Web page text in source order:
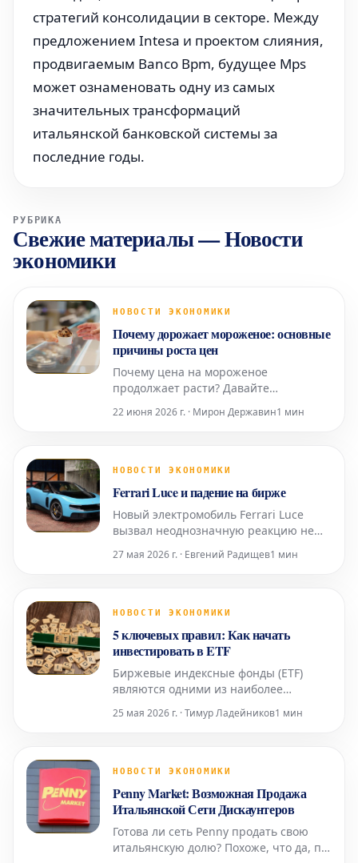
стратегий консолидации в секторе. Между
предложением Intesa и проектом слияния,
продвигаемым Banco Bpm, будущее Mps
может ознаменовать одну из самых
значительных трансформаций
итальянской банковской системы за
последние годы.
РУБРИКА
Свежие материалы—Новости
экономики
НОВОСТИ ЭКОНОМИКИ
Почему дорожает мороженое: основные
причины роста цен
Почему цена на мороженое
продолжает расти? Давайте
увеличения стоимости этого
Причины повышения цен на
символов лета и любимое угощение
для многих. Будь т
22 июня 2026 г. · Мирон Державин1 мин
НОВОСТИ ЭКОНОМИКИ
Ferrari Luce и падение на бирже
Новый электромобиль Ferrari Luce
вызвал неоднозначную реакцию не
к значительному падению акций
Презентация нового электрического
Luce, долж
27 мая 2026 г. · Евгений Радищев1 мин
НОВОСТИ ЭКОНОМИКИ
5 ключевых правил: Как начать
инвестировать в ETF
Биржевые индексные фонды (ETF)
являются одними из наиболее
хочет начать инвестировать просто и
снизить издержки и легко получить
небольшим капиталом. Однако для
достижени
25 мая 2026 г. · Тимур Ладейников1 мин
НОВОСТИ ЭКОНОМИКИ
Penny Market: Возможная Продажа
Итальянской Сети Дискаунтеров
Готова ли сеть Penny продать свою
итальянскую долю? Похоже, что да, по